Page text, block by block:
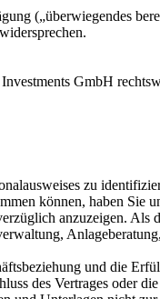
(„überwiegendes
GmbH
zu
können, haben Sie
anzuzeigen. Als
und die
des Vertrages oder